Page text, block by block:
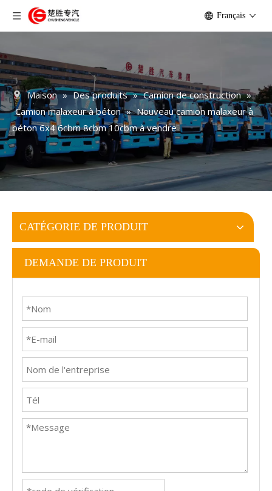
Français
Maison » Des produits » Camion de construction »
Camion malaxeur à béton » Nouveau camion malaxeur à
béton 6x4 6cbm 8cbm 10cbm à vendre
CATÉGORIE DE PRODUIT
DEMANDE DE PRODUIT